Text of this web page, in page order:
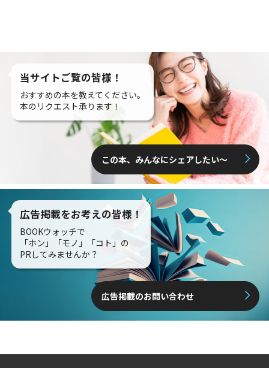
当サイトご覧の皆様！
おすすめの本を教えてください。
本のリクエスト承ります！
この本、みんなにシェアしたい〜
広告掲載をお考えの皆様！
BOOKウォッチで
「ホン」「モノ」「コト」の
PRしてみませんか？
広告掲載のお問い合わせ